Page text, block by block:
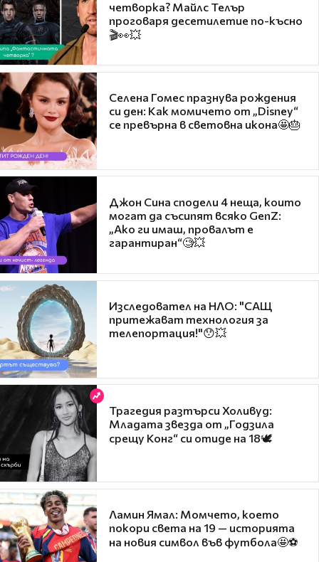
четворка? Майлс Телър
проговаря десетилетие по-късно
🎬👀💥
Селена Гомес празнува рождения
си ден: Как момичето от „Disney“
се превърна в световна икона🤩🎂
Джон Сина сподели 4 неща, които
могат да съсипят всяко GenZ:
„Ако ги имаш, провалът е
гарантиран“🧐💥
Изследовател на НЛО: "САЩ
притежават технология за
телепортация!"😯💥
Трагедия разтърси Холивуд:
Младата звезда от „Годзила
срещу Конг“ си отиде на 18🕊️
Ламин Ямал: Момчето, което
покори света на 19 — историята
на новия символ във футбола🤩⚽